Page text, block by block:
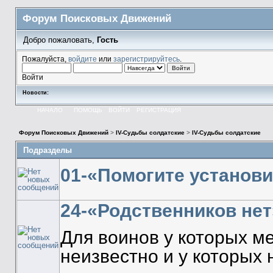
Форум Поисковых Движений
Добро пожаловать, Гость
Пожалуйста, войдите или зарегистрируйтесь.
Войти
Новости:
НАЧАЛО ПОМОЩЬ ВОЙТИ РЕГИСТРАЦИЯ
Форум Поисковых Движений> IV-Судьбы солдатские> IV-Судьбы солдатские
Подразделы
01-«Помогите
24-«Родственников
Для воинов у которых
неизвестно и у которых